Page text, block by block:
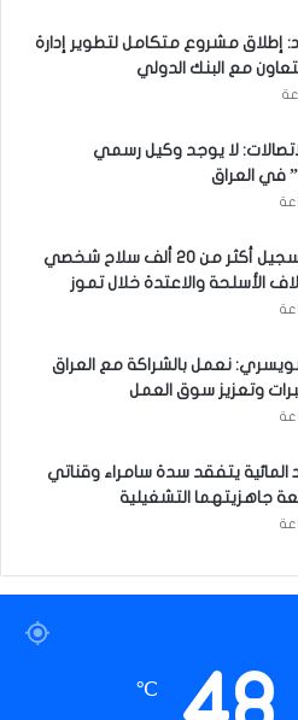
إطلاق مشروع متكامل لتطوير إدارة
مع البنك الدولي
لا يوجد وكيل رسمي
في العراق
الداخلية: تسجيل أكثر من 20 ألف سلاح شخصي
الأسلحة والاعتدة خلال تموز
نعمل بالشراكة مع العراق
وتعزيز سوق العمل
المائية يتفقد سدة سامراء وقناتي
جاهزيتهما التشغيلية
℃